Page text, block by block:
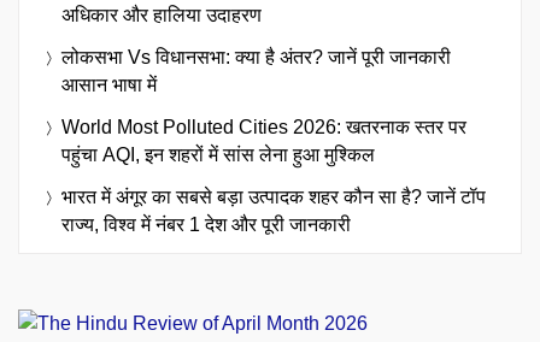
अधिकार और हालिया उदाहरण
लोकसभा Vs विधानसभा: क्या है अंतर? जानें पूरी जानकारी
आसान भाषा में
World Most Polluted Cities 2026: खतरनाक स्तर पर
पहुंचा AQI, इन शहरों में सांस लेना हुआ मुश्किल
भारत में अंगूर का सबसे बड़ा उत्पादक शहर कौन सा है? जानें टॉप
राज्य, विश्व में नंबर 1 देश और पूरी जानकारी